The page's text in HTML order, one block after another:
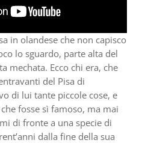
in olandese che non capisco
lo sguardo, parte alta del
mechata. Ecco chi era, che
del Pisa di
di lui tante piccole cose, e
fosse sì famoso, ma mai
di fronte a una specie di
dalla fine della sua